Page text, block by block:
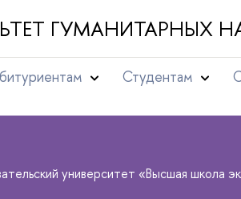
ГУМАНИТАРНЫХ
Студентам
университет «Высшая школа